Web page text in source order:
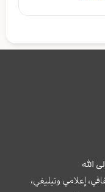
الله
إعلامي وتبليغي،